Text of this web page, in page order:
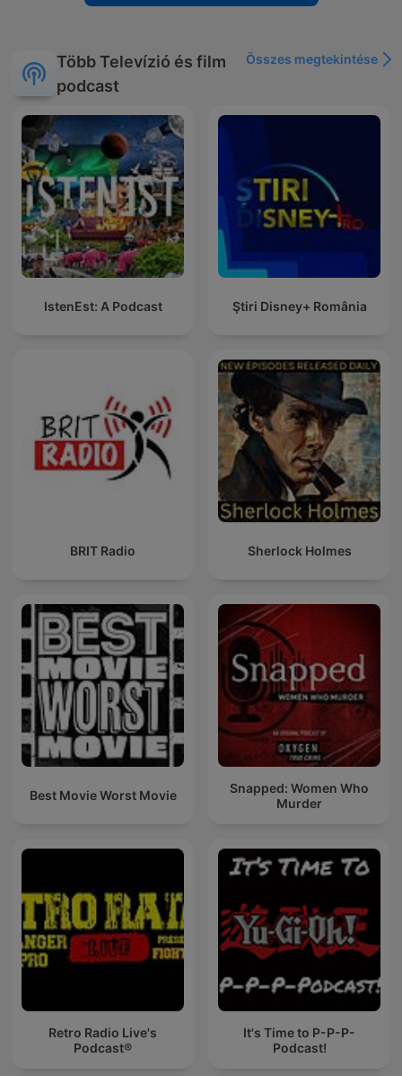
Több Televízió és film
podcast
Összes megtekintése
IstenEst: A Podcast Ştiri Disney+ România
BRIT Radio Sherlock Holmes
Best Movie Worst Movie
Snapped: Women Who
Murder
Retro Radio Live's
Podcast®
It's Time to P-P-P-
Podcast!